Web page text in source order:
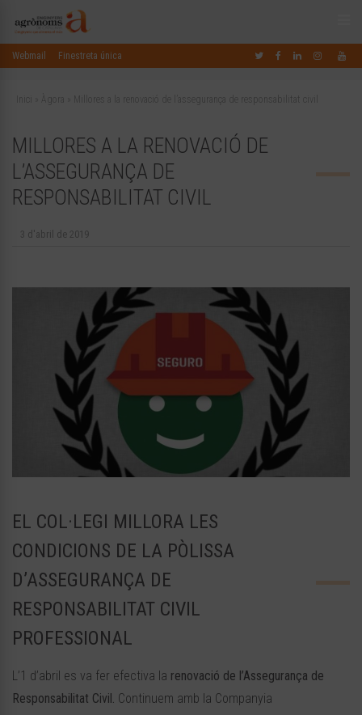
Webmail Finestreta única
Inici Àgora Millores a la renovació de l’assegurança de responsabilitat civil
MILLORES A LA RENOVACIÓ DE
L’ASSEGURANÇA DE
RESPONSABILITAT CIVIL
3 d'abril de 2019
EL COL·LEGI MILLORA LES
CONDICIONS DE LA PÒLISSA
D’ASSEGURANÇA DE
RESPONSABILITAT CIVIL
PROFESSIONAL
L’1 d’abril es va fer efectiva la renovació de l’Assegurança de
Responsabilitat Civil. Continuem amb la Companyia